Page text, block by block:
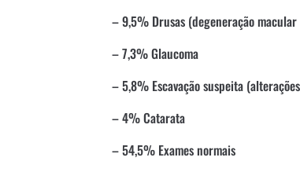
– 9,5% Drusas (degeneração
– 7,3% Glaucoma
– 5,8% Escavação suspeita
– 4% Catarata
– 54,5% Exames normais